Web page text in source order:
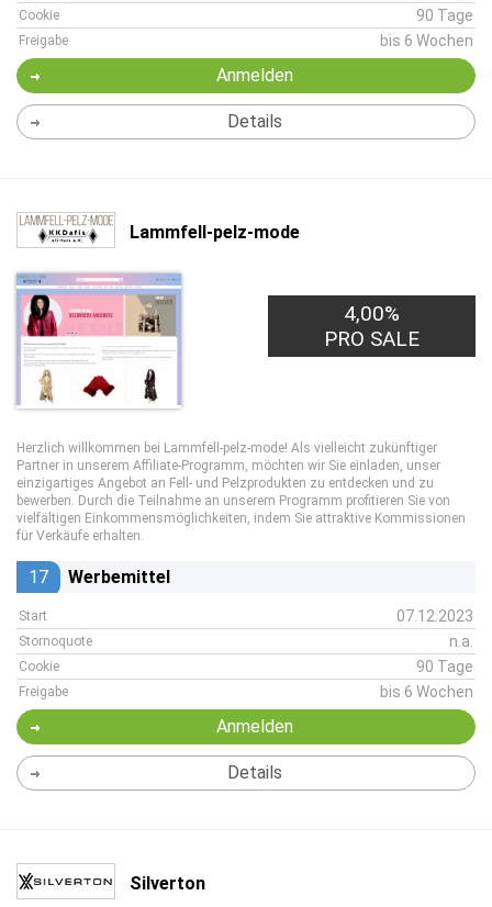
Cookie 90 Tage
Freigabe bis 6 Wochen
Anmelden
Details
Lammfell-pelz-mode
4,00%
PRO SALE
Herzlich willkommen bei Lammfell-pelz-mode! Als vielleicht zukünftiger
Partner in unserem Affiliate-Programm, möchten wir Sie einladen, unser
einzigartiges Angebot an Fell- und Pelzprodukten zu entdecken und zu
bewerben. Durch die Teilnahme an unserem Programm profitieren Sie von
vielfältigen Einkommensmöglichkeiten, indem Sie attraktive Kommissionen
für Verkäufe erhalten.
17 Werbemittel
Start 07.12.2023
Stornoquote n.a.
Cookie 90 Tage
Freigabe bis 6 Wochen
Anmelden
Details
Silverton